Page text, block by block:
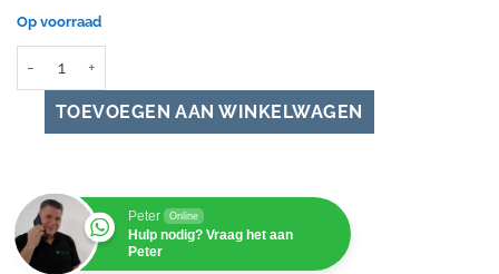
Op voorraad
Peter Online
Hulp nodig? Vraag het aan
Peter